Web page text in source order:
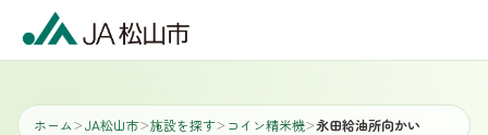
ホーム＞ JA松山市＞施設を探す＞ コイン精米機＞永田給油所向かい